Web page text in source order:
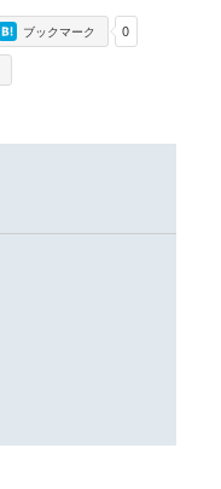
0
ブックマーク